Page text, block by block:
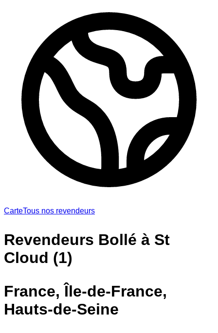
CarteTous nos revendeurs
Revendeurs Bollé à St
Cloud (1)
France, Île-de-France,
Hauts-de-Seine